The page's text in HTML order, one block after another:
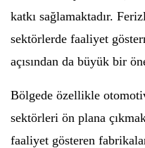
katkı sağlamaktadır.
sektörlerde faaliyet
açısından da büyük bir
Bölgede özellikle
sektörleri ön plana
faaliyet gösteren